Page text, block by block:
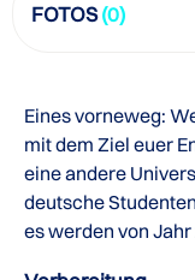
FOTOS(0)
Eines vorneweg:
mit dem Ziel euer
eine andere
deutsche
es werden von